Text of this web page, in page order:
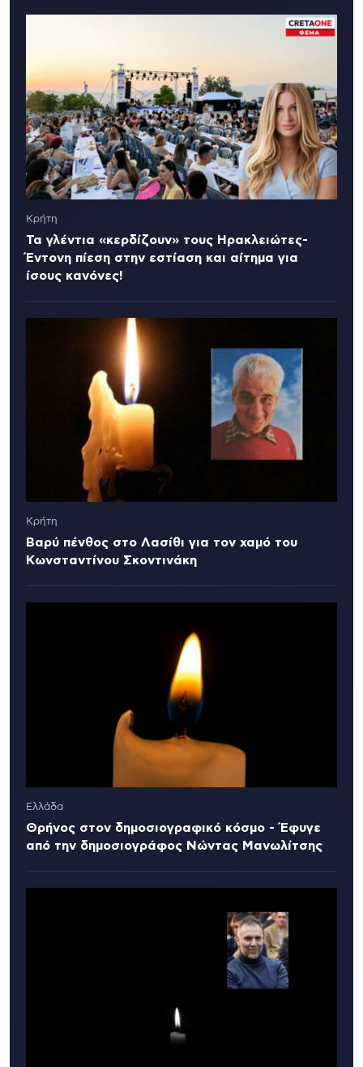
Κρήτη
Τα γλέντια «κερδίζουν» τους Ηρακλειώτες-
Έντονη πίεση στην εστίαση και αίτημα για
ίσους κανόνες!
Κρήτη
Βαρύ πένθος στο Λασίθι για τον χαμό του
Κωνσταντίνου Σκοντινάκη
Ελλάδα
Θρήνος στον δημοσιογραφικό κόσμο - Έφυγε
από την δημοσιογράφος Νώντας Μανωλίτσης